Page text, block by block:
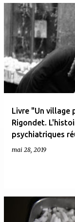
Livre "Un village
Rigondet.
psychiatriques
mai 28, 2019